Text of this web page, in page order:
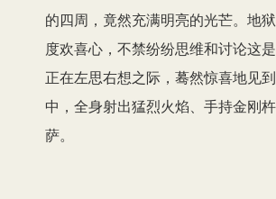
的四周，竟然充满明亮的光芒。地
度欢喜心，不禁纷纷思维和讨论这是
正在左思右想之际，蓦然惊喜地见
中，全身射出猛烈火焰、手持金刚
萨。